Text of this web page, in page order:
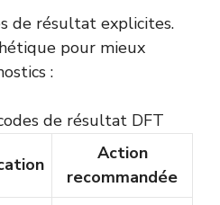
de résultat explicites.
pour mieux
:
de résultat DFT
Action
recommandée